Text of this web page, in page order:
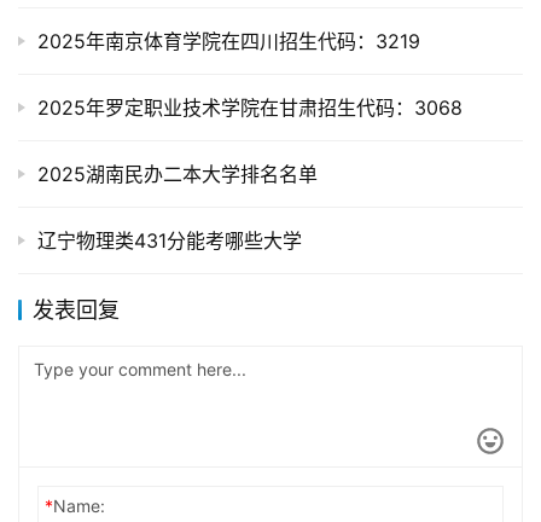
2025年南京体育学院在四川招生代码：3219
2025年罗定职业技术学院在甘肃招生代码：3068
2025湖南民办二本大学排名名单
辽宁物理类431分能考哪些大学
发表回复
*Name: